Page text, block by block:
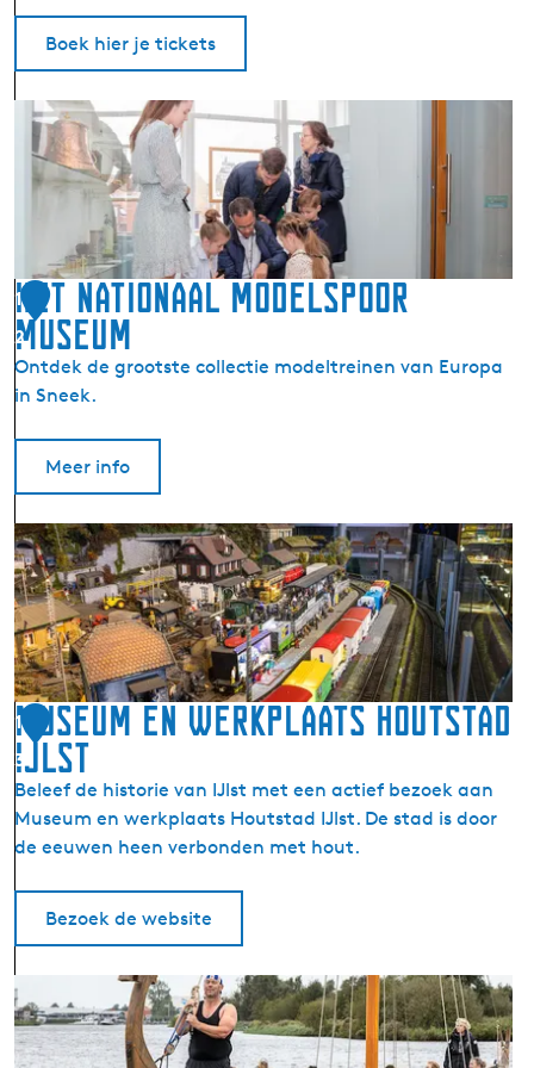
d
Boek hier je tickets
c
h
e
e
p
t
M
u
s
e
u
m
1
2
Het Nationaal Modelspoor
Museum
Ontdek de grootste collectie modeltreinen van Europa
in Sneek.
Meer info
H
e
t
N
a
t
i
o
n
a
a
l
l
s
p
1
3
Museum en werkplaats Houtstad
IJlst
Beleef de historie van IJlst met een actief bezoek aan
Museum en werkplaats Houtstad IJlst. De stad is door
de eeuwen heen verbonden met hout.
Bezoek de website
M
u
s